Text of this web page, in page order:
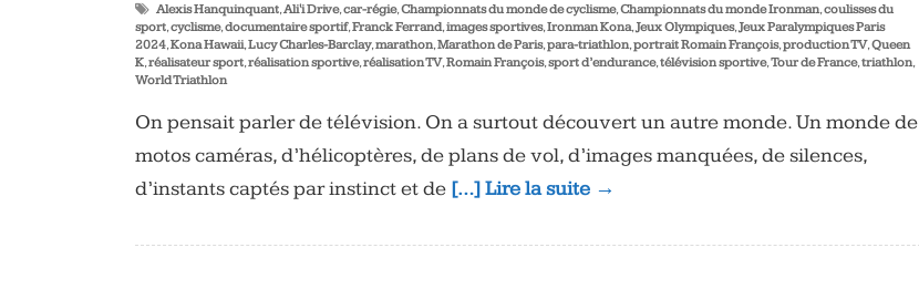
Alexis Hanquinquant,Ali'i Drive,car-régie,Championnats du monde de cyclisme,Championnats du monde Ironman,coulisses du
sport,cyclisme,documentaire sportif,Franck Ferrand,images sportives,Ironman Kona,Jeux Olympiques,Jeux Paralympiques Paris
2024,Kona Hawaii,Lucy Charles-Barclay,marathon,Marathon de Paris,para-triathlon,portrait Romain François,production TV,Queen
K,réalisateur sport,réalisation sportive,réalisation TV,Romain François,sport d’endurance,télévision sportive,Tour de France,triathlon,
World Triathlon
On pensait parler de télévision. On a surtout découvert un autre monde. Un monde de
motos caméras, d’hélicoptères, de plans de vol, d’images manquées, de silences,
d’instants captés par instinct et de […] Lire la suite →